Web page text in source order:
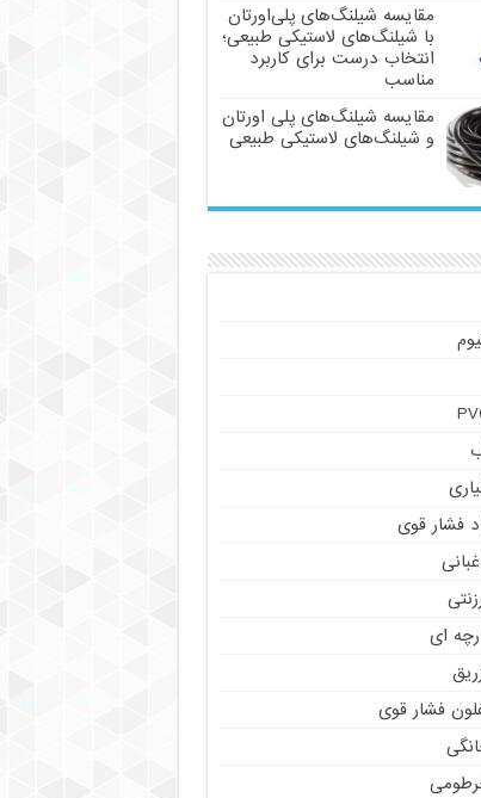
مقایسه شیلنگ‌های پلی‌اورتان
با شیلنگ‌های لاستیکی طبیعی؛
انتخاب درست برای کاربرد
مناسب
مقایسه شیلنگ‌های پلی اورتان
و شیلنگ‌های لاستیکی طبیعی
فشار قوی
ای
فشار قوی